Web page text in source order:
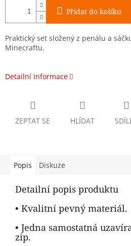
Přidat do košíku
Praktický set složený z penálu a
Minecraftu.
Detailní informace
ZEPTAT SE HLÍDAT
Popis Diskuze
Detailní popis produktu
• Kvalitní pevný materiál.
• Jedna samostatná
zip.